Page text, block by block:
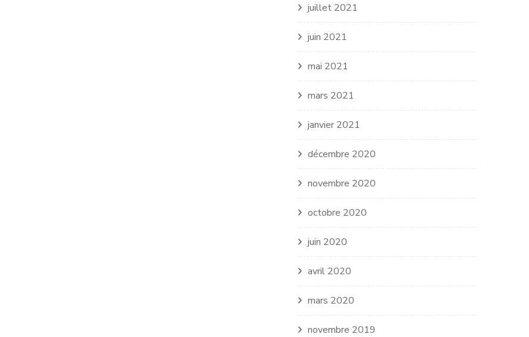
juillet 2021
juin 2021
mai 2021
mars 2021
janvier 2021
décembre 2020
novembre 2020
octobre 2020
juin 2020
avril 2020
mars 2020
novembre 2019